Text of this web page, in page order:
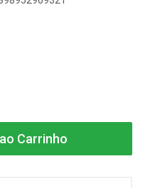
Carrinho